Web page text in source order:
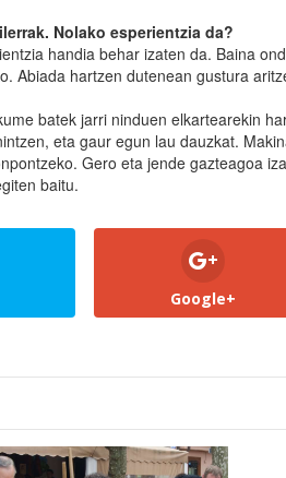
Nolako esperientzia da?
handia behar izaten da. Baina
Abiada hartzen dutenean gustura
batek jarri ninduen elkartearekin
eta gaur egun lau dauzkat.
Gero eta jende gazteagoa
baitu.
Google+